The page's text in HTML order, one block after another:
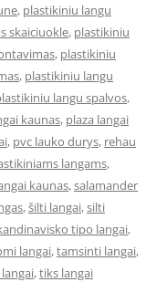
, plastikiniu langu
skaiciuokle, plastikiniu
, plastikiniu
, plastikiniu langu
langu spalvos,
kaunas, plaza langai
, pvc lauko durys, rehau
langams,
kaunas,salamander
,šilti langai,silti
tipo langai,
langai,tamsinti langai,
,tiks langai